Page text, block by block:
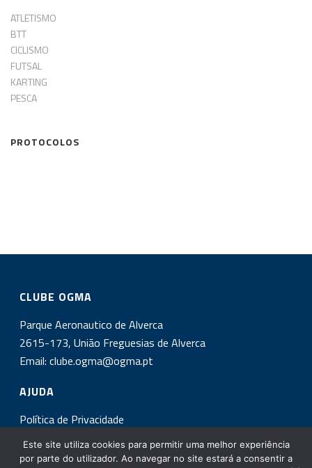
ATLETISMO
BTT
CICLISMO
FUTSAL
KARTING
PESCA
PROTOCOLOS
CLUBE OGMA
Parque Aeronautico de Alverca
2615-173, União Freguesias de Alverca
Email:clube.ogma@ogma.pt
AJUDA
Política de Privacidade
INSCREVA-SE NA NOSSA NEWSLETTER!
Este site utiliza cookies para permitir uma melhor experiência
por parte do utilizador. Ao navegar no site estará a consentir a